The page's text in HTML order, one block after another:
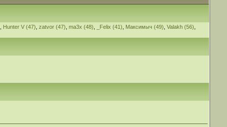
Hunter V (47) zatvor (47) ma3x (48) _Felix (41) Максимыч (49) Valakh (56)